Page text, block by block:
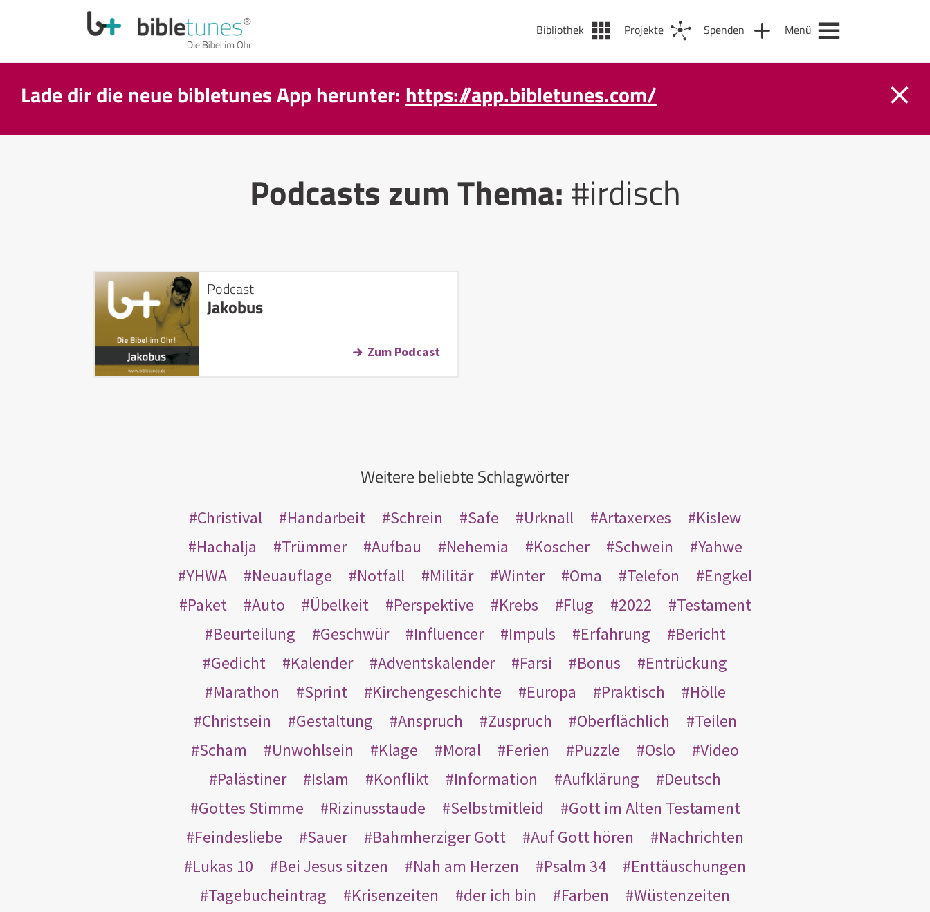
Bibliothek Projekte Spenden Menü
Lade dir die neue bibletunes App herunter: https://app.bibletunes.com/
Podcasts zum Thema:#irdisch
Podcast
Jakobus
Zum Podcast
Weitere beliebte Schlagwörter
Christival Handarbeit Schrein Safe Urknall Artaxerxes
Kislew
Hachalja
Trümmer Aufbau Nehemia Koscher Schwein
Yahwe
YHWA
Neuauflage Notfall Militär Winter Oma Telefon
Engkel
Paket
Auto Übelkeit Perspektive Krebs Flug 2022
Testament
Beurteilung
Geschwür Influencer Impuls Erfahrung
Bericht
Gedicht
Kalender Adventskalender Farsi Bonus
Entrückung
Marathon
Sprint Kirchengeschichte Europa Praktisch
Hölle
Christsein
Gestaltung Anspruch Zuspruch Oberflächlich
Teilen
Scham
Unwohlsein Klage Moral Ferien Puzzle Oslo
Video
Palästiner
Islam Konflikt Information Aufklärung
Deutsch
Gottes Stimme
Rizinusstaude Selbstmitleid
Gott im Alten Testament
Feindesliebe
Sauer Bahmherziger Gott Auf Gott hören
Nachrichten
Lukas 10
Bei Jesus sitzen Nah am Herzen Psalm 34
Enttäuschungen
Tagebucheintrag
Krisenzeiten der ich bin Farben
Wüstenzeiten